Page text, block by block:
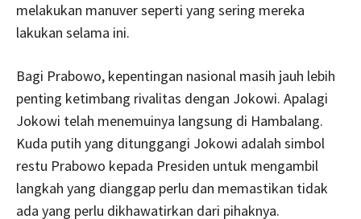
melakukan manuver seperti yang sering mereka
lakukan selama ini.
Bagi Prabowo, kepentingan nasional masih jauh lebih
penting ketimbang rivalitas dengan Jokowi. Apalagi
Jokowi telah menemuinya langsung di Hambalang.
Kuda putih yang ditunggangi Jokowi adalah simbol
restu Prabowo kepada Presiden untuk mengambil
langkah yang dianggap perlu dan memastikan tidak
ada yang perlu dikhawatirkan dari pihaknya.